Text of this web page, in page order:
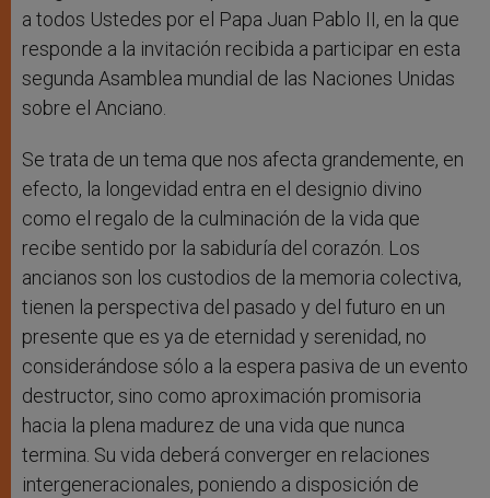
a todos Ustedes por el Papa Juan Pablo II, en la que
responde a la invitación recibida a participar en esta
segunda Asamblea mundial de las Naciones Unidas
sobre el Anciano.
Se trata de un tema que nos afecta grandemente, en
efecto, la longevidad entra en el designio divino
como el regalo de la culminación de la vida que
recibe sentido por la sabiduría del corazón. Los
ancianos son los custodios de la memoria colectiva,
tienen la perspectiva del pasado y del futuro en un
presente que es ya de eternidad y serenidad, no
considerándose sólo a la espera pasiva de un evento
destructor, sino como aproximación promisoria
hacia la plena madurez de una vida que nunca
termina. Su vida deberá converger en relaciones
intergeneracionales, poniendo a disposición de